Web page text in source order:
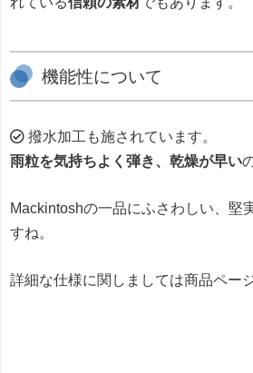
機能性について
撥水加工も施されています。
雨粒を気持ちよく弾き、乾燥が早い
Mackintoshの一品にふさわしい、堅
すね。
詳細な仕様に関しましては商品ペー